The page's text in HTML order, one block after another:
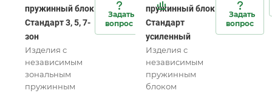
мебели/
блоки для мягкой
мебели
пружинный блок
Стандарт 3, 5, 7-
зон
Изделия с
независимым
зональным
пружинным
Задать
вопрос
мебели/
блоки для мягкой
мебели
пружинный блок
Стандарт
усиленный
Изделия с
независимым
пружинным
блоком
Задать
вопрос